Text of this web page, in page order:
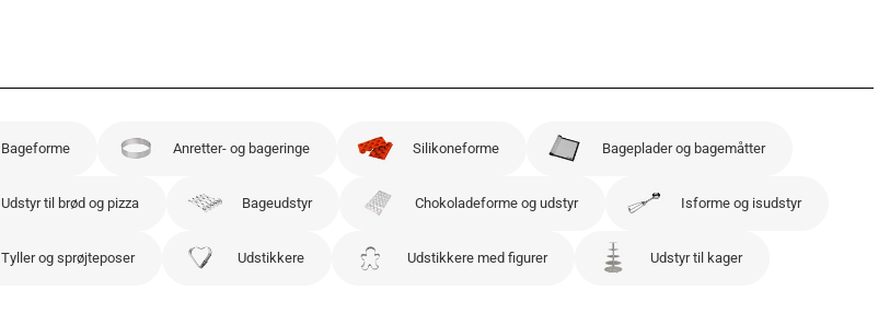
Bageforme Anretter- og bageringe Silikoneforme Bageplader og bagemåtter
Udstyr til brød og pizza Bageudstyr Chokoladeforme og udstyr Isforme og isudstyr
Tyller og sprøjteposer Udstikkere Udstikkere med figurer Udstyr til kager